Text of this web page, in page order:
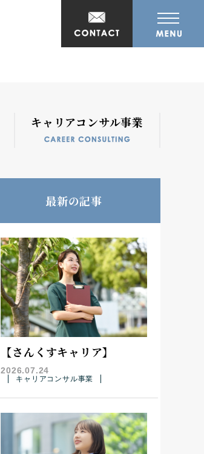
キャリアコンサル事業
最新の記事
【さんくすキャリア】
2026.07.24
キャリアコンサル事業